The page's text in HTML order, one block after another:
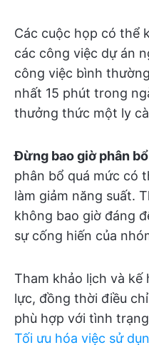
Các cuộc họp có thể
các công việc dự án
công việc bình
nhất 15 phút trong
thưởng thức một ly
Đừng bao giờ phân
phân bổ quá mức có
làm giảm năng suất.
không bao giờ đáng
sự cống hiến của
Tham khảo lịch và kế
lực, đồng thời điều
phù hợp với tình
Tối ưu hóa việc sử